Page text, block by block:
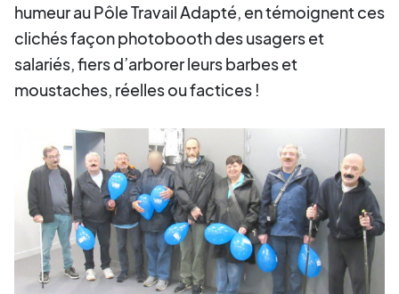
humeur au Pôle Travail Adapté, en témoignent ces
clichés façon photobooth des usagers et
salariés, fiers d’arborer leurs barbes et
moustaches, réelles ou factices !